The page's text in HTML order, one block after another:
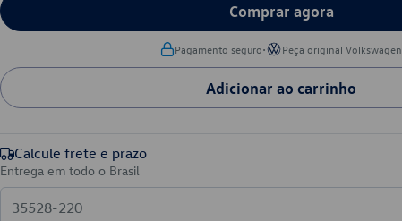
Comprar agora
Pagamento seguro• Peça original Volkswagen
Adicionar ao carrinho
Calcule frete e prazo
Entrega em todo o Brasil